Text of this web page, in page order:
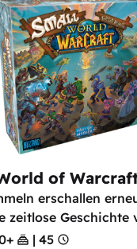
of
erschallen
zeitlose Geschichte
+ | 45